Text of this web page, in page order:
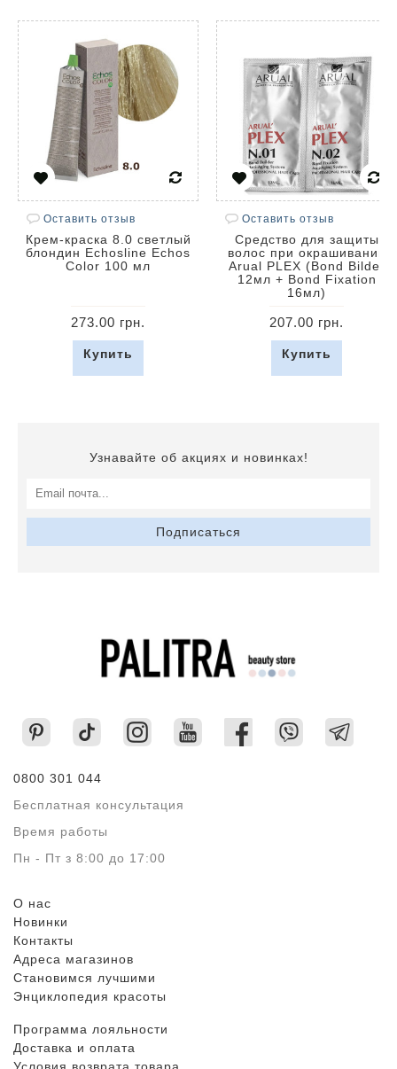
Оставить отзыв
Крем-краска 8.0 светлый
блондин Echosline Echos
Color 100 мл
273.00 грн.
Купить
Оставить отзыв
Средство для защиты
волос при окрашивании
Arual PLEX (Bond Bilder
12мл + Bond Fixation
16мл)
207.00 грн.
Купить
Узнавайте об акциях и новинках!
Подписаться
0800 301 044
Бесплатная консультация
Время работы
Пн - Пт з 8:00 до 17:00
О нас
Новинки
Контакты
Адреса магазинов
Становимся лучшими
Энциклопедия красоты
Программа лояльности
Доставка и оплата